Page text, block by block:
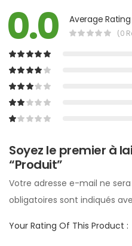
0.0 Average Rating
(0
Soyez le premier à
“Produit”
Votre adresse e-mail ne
obligatoires sont indiqués
Your Rating Of This Product :